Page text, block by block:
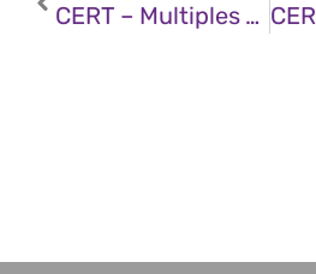
CERT – Multiples Vulnérabilités Dans Le Noyau Linux De SUSE (26 Septembre 2025)